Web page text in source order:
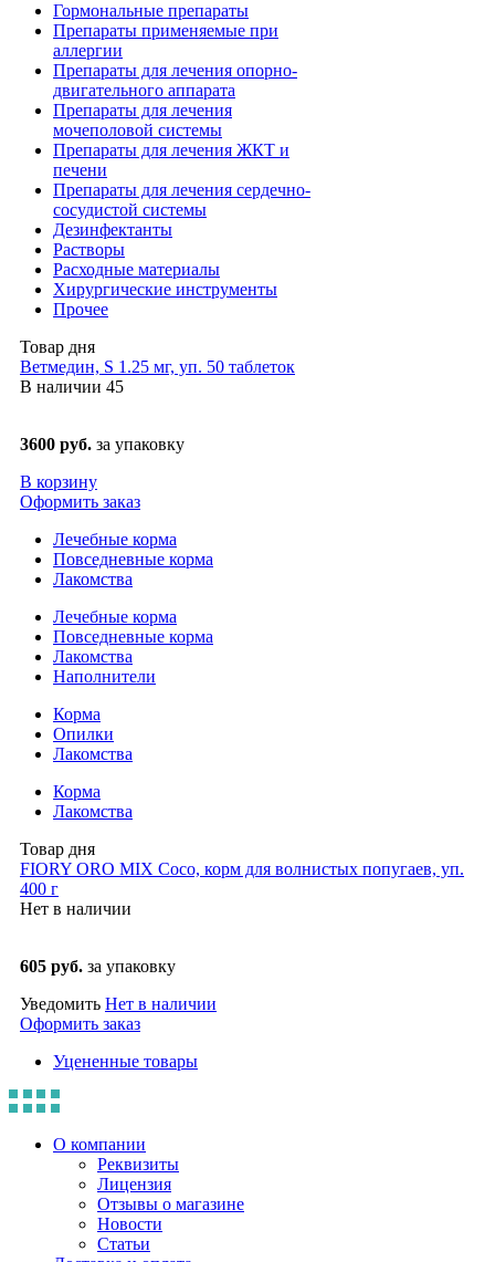
Гормональные препараты
Препараты применяемые при
аллергии
Препараты для лечения опорно-
двигательного аппарата
Препараты для лечения
мочеполовой системы
Препараты для лечения ЖКТ и
печени
Препараты для лечения сердечно-
сосудистой системы
Дезинфектанты
Растворы
Расходные материалы
Хирургические инструменты
Прочее
Товар дня
Ветмедин, S 1.25 мг, уп. 50 таблеток
В наличии 45
3600 руб. за упаковку
В корзину
Оформить заказ
Лечебные корма
Повседневные корма
Лакомства
Лечебные корма
Повседневные корма
Лакомства
Наполнители
Корма
Опилки
Лакомства
Корма
Лакомства
Товар дня
FIORY ORO MIX Coco, корм для волнистых попугаев, уп.
400 г
Нет в наличии
605 руб. за упаковку
Уведомить Нет в наличии
Оформить заказ
Уцененные товары
О компании
Реквизиты
Лицензия
Отзывы о магазине
Новости
Статьи